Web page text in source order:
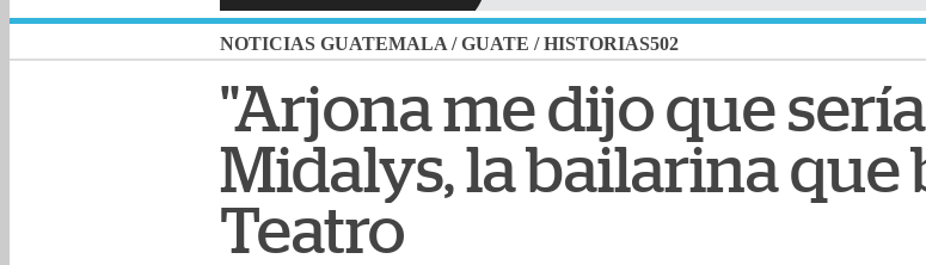
NOTICIAS GUATEMALA /GUATE /HISTORIAS502
"Arjona me dijo que
Midalys, la bailarina que
Teatro